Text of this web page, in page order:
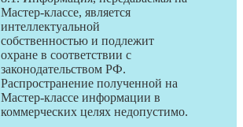
Мастер-классе, является
интеллектуальной
собственностью и подлежит
охране в соответствии с
законодательством РФ.
Распространение полученной на
Мастер-классе информации в
коммерческих целях недопустимо.